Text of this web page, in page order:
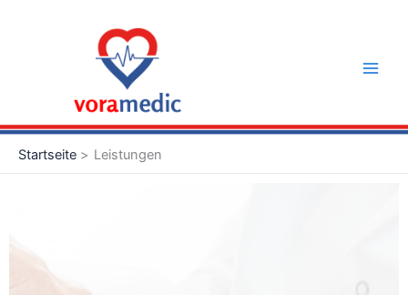
Startseite Leistungen